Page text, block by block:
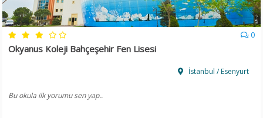
0
Okyanus Koleji Bahçeşehir Fen Lisesi
İstanbul / Esenyurt
Bu okula ilk yorumu sen yap..